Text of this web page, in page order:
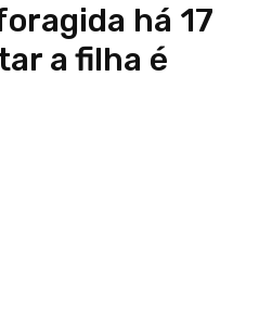
há 17
a filha é